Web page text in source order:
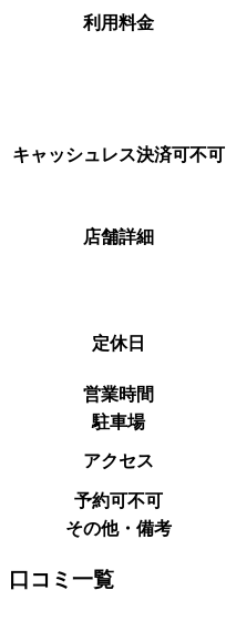
利用料金
キャッシュレス決済可不可
店舗詳細
定休日
営業時間
駐車場
アクセス
予約可不可
その他・備考
口コミ一覧